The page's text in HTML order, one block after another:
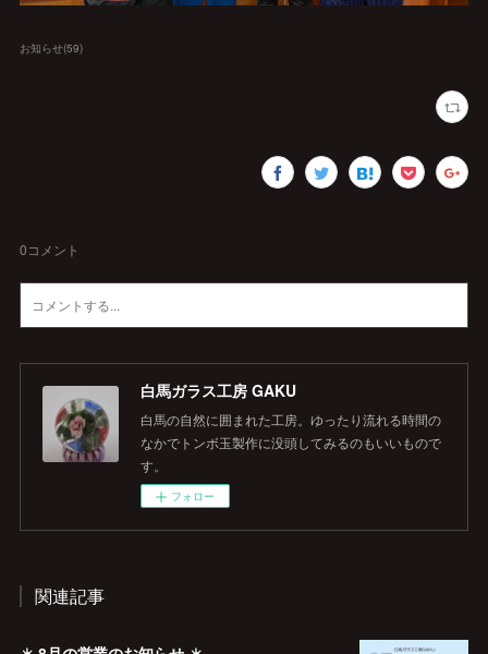
お知らせ(59)
0コメント
白馬ガラス工房 GAKU
白馬の自然に囲まれた工房。ゆったり流れる時間の
なかでトンボ玉製作に没頭してみるのもいいもので
す。
フォロー
関連記事